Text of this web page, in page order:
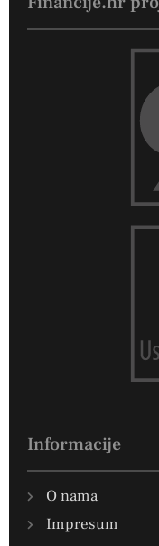
Informacije
O nama
Impresum